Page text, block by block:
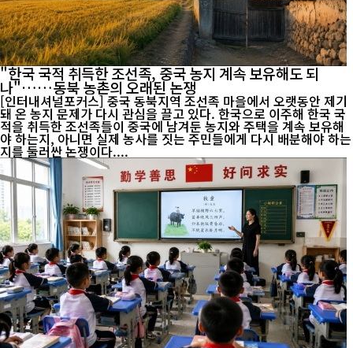
"한국 국적 취득한 조선족, 중국 농지 계속 보유해도 되
나"……동북 농촌의 오래된 논쟁
[인터내셔널포커스] 중국 동북지역 조선족 마을에서 오랫동안 제기
돼 온 농지 문제가 다시 관심을 끌고 있다. 한국으로 이주해 한국 국
적을 취득한 조선족들이 중국에 남겨둔 농지와 주택을 계속 보유해
야 하는지, 아니면 실제 농사를 짓는 주민들에게 다시 배분해야 하는
지를 둘러싼 논쟁이다....